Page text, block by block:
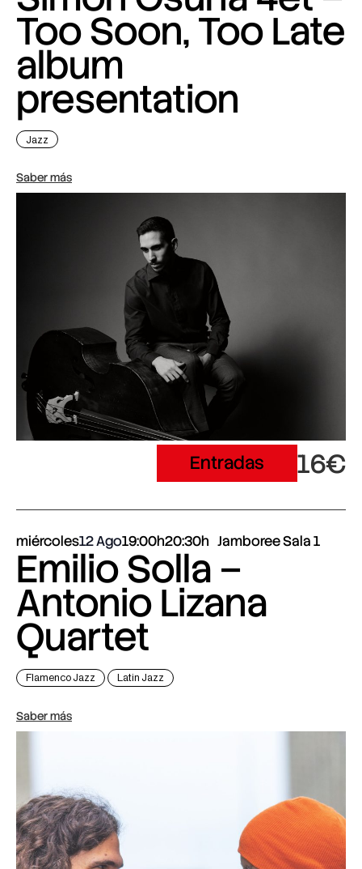
Too Soon, Too Late
album
presentation
Jazz
Saber más
Entradas 16€
miércoles12 Ago19:00h20:30h Jamboree Sala 1
Emilio Solla –
Antonio Lizana
Quartet
Flamenco Jazz Latin Jazz
Saber más